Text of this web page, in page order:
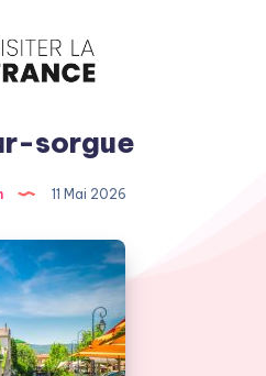
sorgue
11 Mai 2026